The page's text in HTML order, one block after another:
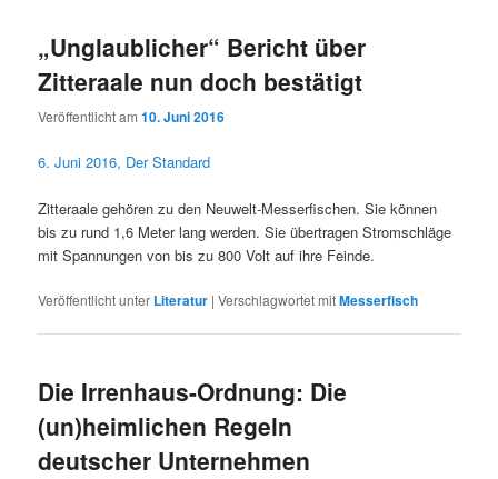
„Unglaublicher“ Bericht über
Zitteraale nun doch bestätigt
Veröffentlicht am10. Juni 2016
6. Juni 2016, Der Standard
Zitteraale gehören zu den Neuwelt-Messerfischen. Sie können
bis zu rund 1,6 Meter lang werden. Sie übertragen Stromschläge
mit Spannungen von bis zu 800 Volt auf ihre Feinde.
Veröffentlicht unter Literatur |Verschlagwortet mitMesserfisch
Die Irrenhaus-Ordnung: Die
(un)heimlichen Regeln
deutscher Unternehmen